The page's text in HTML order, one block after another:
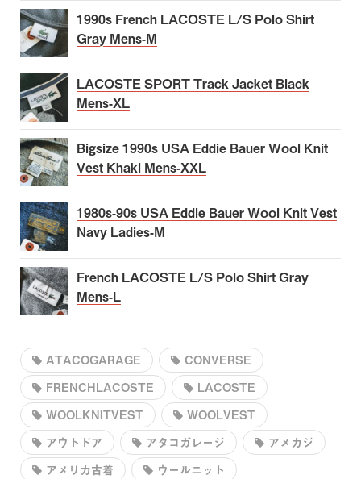
1990s French LACOSTE L/S Polo Shirt
Gray Mens-M
LACOSTE SPORT Track Jacket Black
Mens-XL
Bigsize 1990s USA Eddie Bauer Wool Knit
Vest Khaki Mens-XXL
1980s-90s USA Eddie Bauer Wool Knit Vest
Navy Ladies-M
French LACOSTE L/S Polo Shirt Gray
Mens-L
ATACOGARAGE
CONVERSE
FRENCHLACOSTE
LACOSTE
WOOLKNITVEST
WOOLVEST
アウトドア
アタコガレージ
アメカジ
アメリカ古着
ウールニット